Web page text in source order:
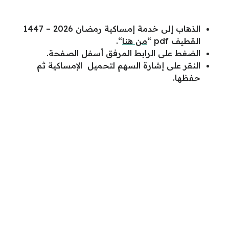
الذهاب إلى خدمة إمساكية رمضان 2026 – 1447
القطيف pdf “
من هنا“.
الضغط على الرابط المرفق أسفل الصفحة.
النقر على إشارة السهم لتحميل الإمساكية ثم
حفظها.